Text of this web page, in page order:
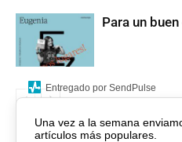
Para un
Una vez a la semana
artículos más populares.
Entregado por SendPulse